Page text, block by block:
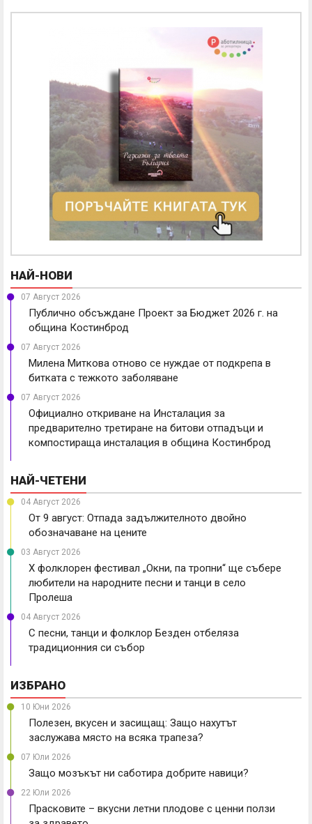
НАЙ-НОВИ
07 Август 2026
Публично обсъждане Проект за Бюджет 2026 г. на
община Костинброд
07 Август 2026
Милена Миткова отново се нуждае от подкрепа в
битката с тежкото заболяване
07 Август 2026
Официално откриване на Инсталация за
предварително третиране на битови отпадъци и
компостираща инсталация в община Костинброд
НАЙ-ЧЕТЕНИ
04 Август 2026
От 9 август: Отпада задължителното двойно
обозначаване на цените
03 Август 2026
X фолклорен фестивал „Окни, па тропни“ ще събере
любители на народните песни и танци в село
Пролеша
04 Август 2026
С песни, танци и фолклор Безден отбеляза
традиционния си събор
ИЗБРАНО
10 Юни 2026
Полезен, вкусен и засищащ: Защо нахутът
заслужава място на всяка трапеза?
07 Юли 2026
Защо мозъкът ни саботира добрите навици?
22 Юли 2026
Прасковите – вкусни летни плодове с ценни ползи